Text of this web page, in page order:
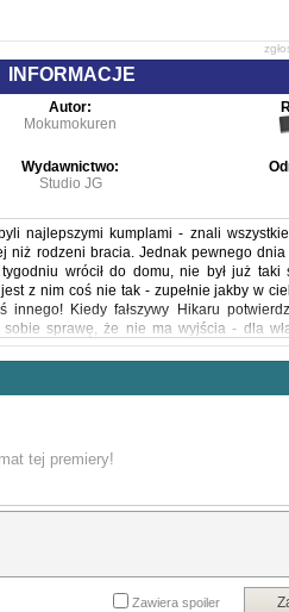
INFORMACJE
Autor:
Mokumokuren
Wydawnictwo:
Studio JG
najlepszymi kumplami - znali
niż rodzeni bracia. Jednak pewnego dnia
wrócił do domu, nie był już taki
z nim coś nie tak - zupełnie jakby w
innego! Kiedy fałszywy Hikaru
sobie sprawę, że nie ma wyjścia - dla
podszywającej się pod Hikaru.
niepokojących incydentów…
tej premiery!
Zawiera spoiler